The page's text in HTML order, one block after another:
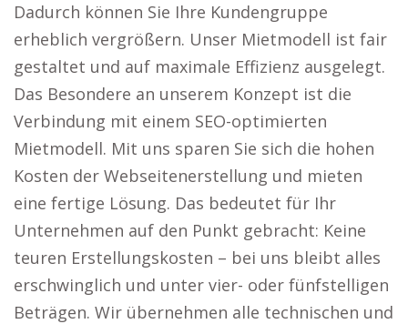
Dadurch können Sie Ihre Kundengruppe
erheblich vergrößern. Unser Mietmodell ist fair
gestaltet und auf maximale Effizienz ausgelegt.
Das Besondere an unserem Konzept ist die
Verbindung mit einem SEO-optimierten
Mietmodell. Mit uns sparen Sie sich die hohen
Kosten der Webseitenerstellung und mieten
eine fertige Lösung. Das bedeutet für Ihr
Unternehmen auf den Punkt gebracht: Keine
teuren Erstellungskosten – bei uns bleibt alles
erschwinglich und unter vier- oder fünfstelligen
Beträgen. Wir übernehmen alle technischen und